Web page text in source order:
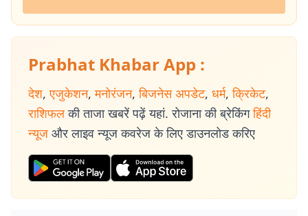
Prabhat Khabar App :
देश, एजुकेशन, मनोरंजन, बिजनेस अपडेट, धर्म, क्रिकेट,
राशिफल की ताजा खबरें पढ़ें यहां. रोजाना की ब्रेकिंग हिंदी
न्यूज और लाइव न्यूज कवरेज के लिए डाउनलोड करिए